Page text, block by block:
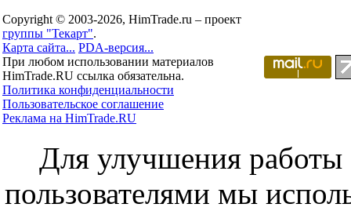
Copyright © 2003-2026, HimTrade.ru – проект
группы "Текарт".
Карта сайта... PDA-версия...
При любом использовании материалов
HimTrade.RU ссылка обязательна.
Политика конфиденциальности
Пользовательское соглашение
Реклама на HimTrade.RU
Для улучшения работы
пользователями мы